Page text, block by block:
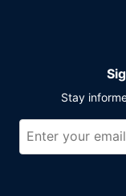
Stay